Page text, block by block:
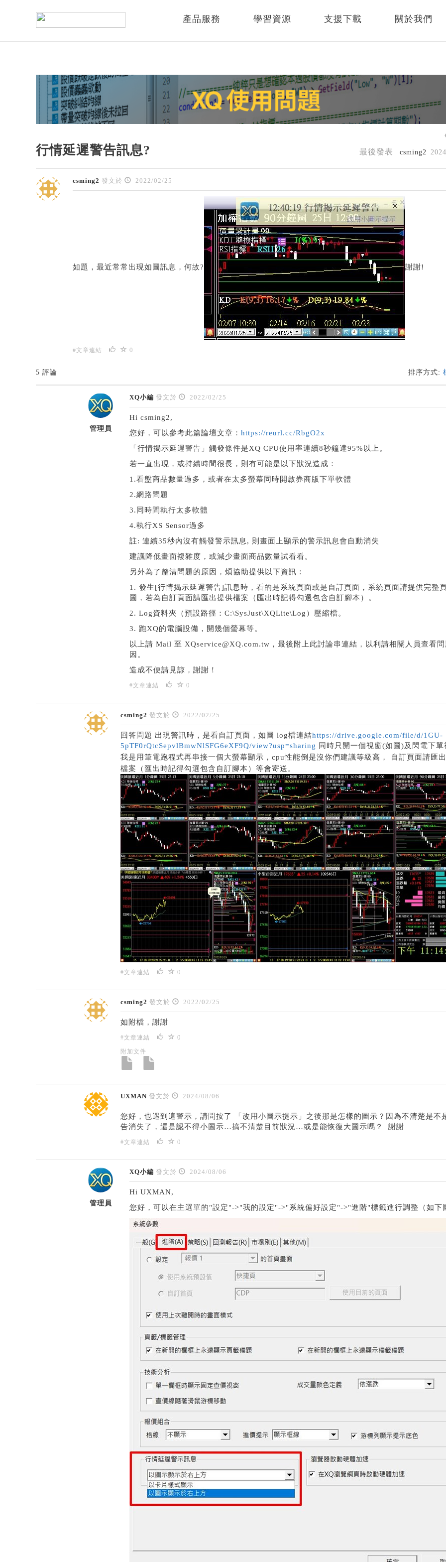
產品服務 學習資源 支援下載 關於我們
行情延遲警告訊息? 最後發表 csming2
csming2 發文於 2022/02/25
如題，最近常常出現如圖訊息，何故? 謝謝!
#文章連結 0
5 評論 排序方式:
管理員
XQ小編 發文於 2022/02/25
Hi csming2,
您好，可以參考此篇論壇文章：https://reurl.cc/RbgO2x
「行情揭示延遲警告」觸發條件是XQ CPU使用率連續8秒鐘達95%以上。
若一直出現，或持續時間很長，則有可能是以下狀況造成：
1.看盤商品數量過多，或者在太多螢幕同時開啟券商版下單軟體
2.網路問題
3.同時間執行太多軟體
4.執行XS Sensor過多
註: 連續35秒內沒有觸發警示訊息, 則畫面上顯示的警示訊息會自動消失
建議降低畫面複雜度，或減少畫面商品數量試看看。
另外為了釐清問題的原因，煩協助提供以下資訊：
1. 發生[行情揭示延遲警告]訊息時，看的是系統頁面或是自訂頁面，系統頁面請提供完整
圖，若為自訂頁面請匯出提供檔案（匯出時記得勾選包含自訂腳本）。
2. Log資料夾（預設路徑：C:\SysJust\XQLite\Log）壓縮檔。
3. 跑XQ的電腦設備，開幾個螢幕等。
以上請 Mail 至 XQservice@XQ.com.tw，最後附上此討論串連結，以利請相關人員查看問
因。
造成不便請見諒，謝謝！
#文章連結 0
csming2 發文於 2022/02/25
回答問題 出現警訊時，是看自訂頁面，如圖 log檔連結https://drive.google.com/file/d/1GU-
5pTF0rQtcSepvlBmwNlSFG6eXF9Q/view?usp=sharing 同時只開一個視窗(如圖)及閃電下單
我是用筆電跑程式再串接一個大螢幕顯示，cpu性能倒是沒你們建議等級高，
自訂頁面請匯
檔案（匯出時記得勾選包含自訂腳本）等會寄送。
#文章連結 0
csming2 發文於 2022/02/25
如附檔，謝謝
#文章連結 0
附加文件
UXMAN 發文於 2024/08/06
您好，也遇到這警示，請問按了 「改用小圖示提示」之後那是怎樣的圖示？因為不清楚是不
告消失了，還是認不得小圖示…搞不清楚目前狀況…或是能恢復大圖示嗎？ 謝謝
#文章連結 0
管理員
XQ小編 發文於 2024/08/06
Hi UXMAN,
您好，可以在主選單的"設定"->"我的設定"->"系統偏好設定"->"進階"標籤進行調整（如下